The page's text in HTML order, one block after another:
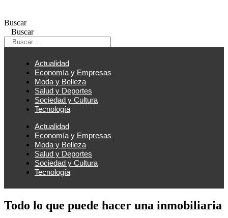
contenido
Buscar
Buscar
Actualidad
Economía y Empresas
Moda y Belleza
Salud y Deportes
Sociedad y Cultura
Tecnología
Actualidad
Economía y Empresas
Moda y Belleza
Salud y Deportes
Sociedad y Cultura
Tecnología
Todo lo que puede hacer una inmobiliaria